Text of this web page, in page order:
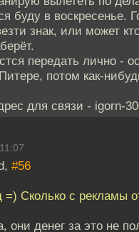
буду в воскресенье.
знак, или может
передать лично -
потом как-
для связи - igorn-
#56
=) Сколько с рекламы
они денег за это не